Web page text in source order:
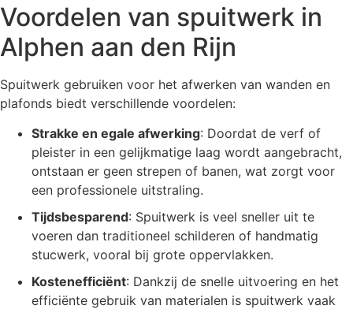
Voordelen van spuitwerk in
Alphen aan den Rijn
Spuitwerk gebruiken voor het afwerken van wanden en
plafonds biedt verschillende voordelen:
Strakke en egale afwerking: Doordat de verf of
pleister in een gelijkmatige laag wordt aangebracht,
ontstaan er geen strepen of banen, wat zorgt voor
een professionele uitstraling.
Tijdsbesparend: Spuitwerk is veel sneller uit te
voeren dan traditioneel schilderen of handmatig
stucwerk, vooral bij grote oppervlakken.
Kostenefficiënt: Dankzij de snelle uitvoering en het
efficiënte gebruik van materialen is spuitwerk vaak